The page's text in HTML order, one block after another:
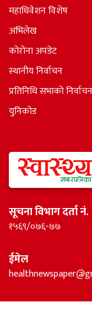
महाधिवेशन विशेष
अभिलेख
कोरोना अपडेट
स्थानीय निर्वाचन
प्रतिनिधि सभाकाे निर्वाचन
युनिकोड
सूचना विभाग दर्ता नं.
१५६९/०७६-७७
ईमेल